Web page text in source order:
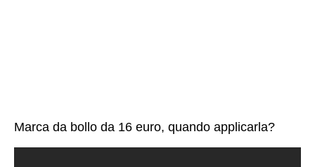
Marca da bollo da 16 euro, quando applicarla?